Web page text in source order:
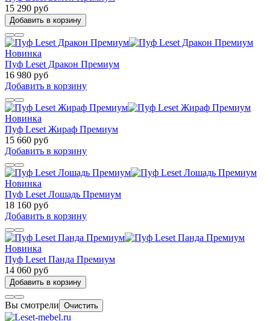
15 290 руб
Добавить в корзину
Новинка
Пуф Leset Дракон Премиум
16 980 руб
Добавить в корзину
Новинка
Пуф Leset Жираф Премиум
15 660 руб
Добавить в корзину
Новинка
Пуф Leset Лошадь Премиум
18 160 руб
Добавить в корзину
Новинка
Пуф Leset Панда Премиум
14 060 руб
Добавить в корзину
Вы смотрели Очистить